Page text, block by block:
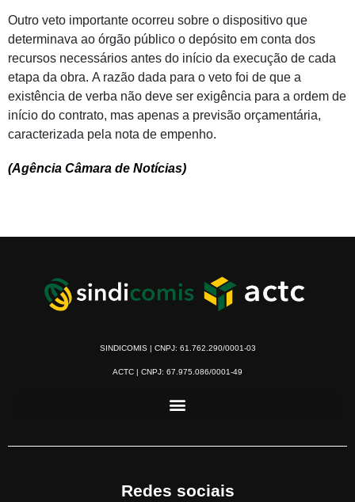
Outro veto importante ocorreu sobre o dispositivo que
determinava ao órgão público o depósito em conta dos
recursos necessários antes do início da execução de cada
etapa da obra. A razão dada para o veto foi de que a
existência de verba não deve ser exigência para a ordem de
início do contrato, mas apenas a previsão orçamentária,
caracterizada pela nota de empenho.
(Agência Câmara de Notícias)
SINDICOMIS | CNPJ: 61.762.290/0001-03
ACTC | CNPJ: 67.975.086/0001-49
Redes sociais